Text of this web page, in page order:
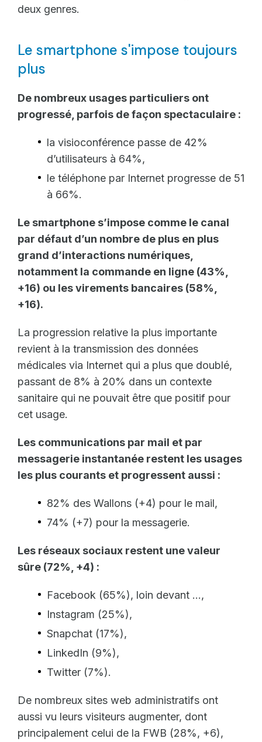
deux genres.
Le smartphone s'impose toujours
plus
De nombreux usages particuliers ont
progressé, parfois de façon spectaculaire :
la visioconférence passe de 42%
d’utilisateurs à 64%,
le téléphone par Internet progresse de 51
à 66%.
Le smartphone s’impose comme le canal
par défaut d’un nombre de plus en plus
grand d’interactions numériques,
notamment la commande en ligne (43%,
+16) ou les virements bancaires (58%,
+16).
La progression relative la plus importante
revient à la transmission des données
médicales via Internet qui a plus que doublé,
passant de 8% à 20% dans un contexte
sanitaire qui ne pouvait être que positif pour
cet usage.
Les communications par mail et par
messagerie instantanée restent les usages
les plus courants et progressent aussi :
82% des Wallons (+4) pour le mail,
74% (+7) pour la messagerie.
Les réseaux sociaux restent une valeur
sûre (72%, +4) :
Facebook (65%), loin devant ...,
Instagram (25%),
Snapchat (17%),
LinkedIn (9%),
Twitter (7%).
De nombreux sites web administratifs ont
aussi vu leurs visiteurs augmenter, dont
principalement celui de la FWB (28%, +6),